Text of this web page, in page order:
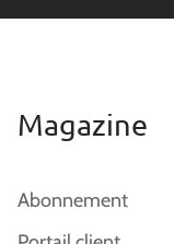
Magazine
Abonnement